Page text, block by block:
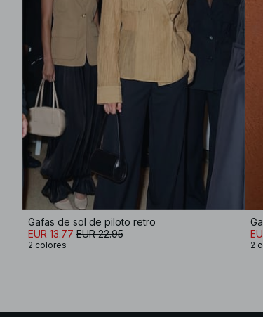
Gafas de sol de piloto retro
EUR 13.77 EUR 22.95
2 colores 2